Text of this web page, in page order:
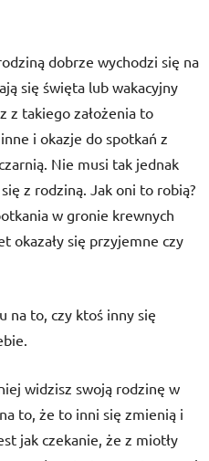
dobrze wychodzi się na
się święta lub wakacyjny
z takiego założenia to
i okazje do spotkań z
Nie musi tak jednak
z rodziną. Jak oni to robią?
w gronie krewnych
okazały się przyjemne czy
na to, czy ktoś inny się
widzisz swoją rodzinę w
to, że to inni się zmienią i
jak czekanie, że z miotły